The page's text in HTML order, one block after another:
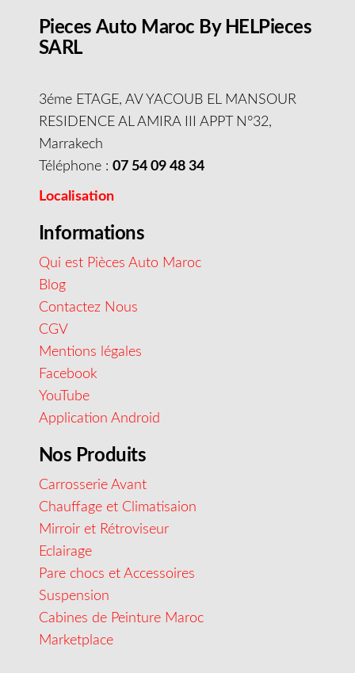
Pieces Auto Maroc By HELPieces
SARL
3éme ETAGE, AV YACOUB EL MANSOUR
RESIDENCE AL AMIRA III APPT N°32,
Marrakech
Téléphone : 07 54 09 48 34
Localisation
Informations
Qui est Pièces Auto Maroc
Blog
Contactez Nous
CGV
Mentions légales
Facebook
YouTube
Application Android
Nos Produits
Carrosserie Avant
Chauffage et Climatisaion
Mirroir et Rétroviseur
Eclairage
Pare chocs et Accessoires
Suspension
Cabines de Peinture Maroc
Marketplace